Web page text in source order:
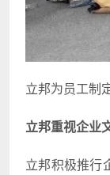
立邦为员工制
立邦重视企业
立邦积极推行